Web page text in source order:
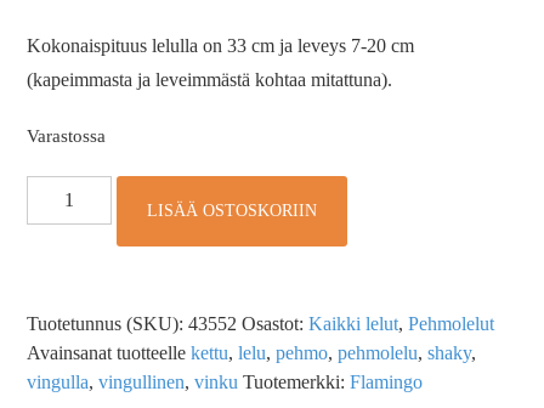
Kokonaispituus lelulla on 33 cm ja leveys 7-20 cm
(kapeimmasta ja leveimmästä kohtaa mitattuna).
Varastossa
LISÄÄ OSTOSKORIIN
Tuotetunnus (SKU):43552 Osastot:Kaikki lelut,Pehmolelut
Avainsanat tuotteellekettu,lelu,pehmo,pehmolelu,shaky,
vingulla,vingullinen,vinku Tuotemerkki:Flamingo